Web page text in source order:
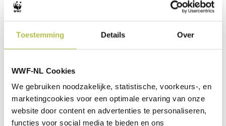
Toestemming Details Over
WWF-NL Cookies
We gebruiken noodzakelijke, statistische, voorkeurs-, en
marketingcookies voor een optimale ervaring van onze
website door content en advertenties te personaliseren,
functies voor social media te bieden en ons
Wanneer kwam je op het idee om Shell voor
toen ik in 2009 als vertegenwoordiger van WWF de
vijftiende internationale klimaattop in Kopenhagen
bijwoonde. Alle wereldleiders waren aanwezig. Die top was